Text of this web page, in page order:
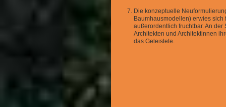
Die konzeptuelle
Baumhausmodellen) erwies
außerordentlich fruchtbar. An
Architekten und Architektinnen
das Geleistete.